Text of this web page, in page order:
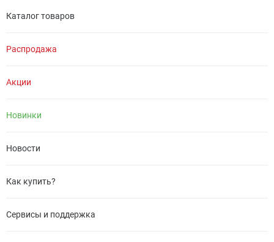
Каталог товаров
Распродажа
Акции
Новинки
Новости
Как купить?
Сервисы и поддержка